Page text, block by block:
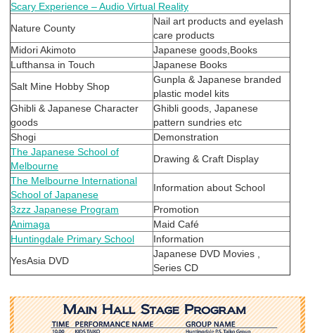
Scary Experience – Audio Virtual Reality
Nature County
Nail art products and eyelash
care products
Midori Akimoto
Japanese goods,Books
Lufthansa in Touch
Japanese Books
Salt Mine Hobby Shop
Gunpla & Japanese branded
plastic model kits
Ghibli & Japanese Character
goods
Ghibli goods, Japanese
pattern sundries etc
Shogi
Demonstration
The Japanese School of
Melbourne
Drawing & Craft Display
The Melbourne International
School of Japanese
Information about School
3zzz Japanese Program
Promotion
Animaga
Maid Café
Huntingdale Primary School
Information
YesAsia DVD
Japanese DVD Movies ,
Series CD